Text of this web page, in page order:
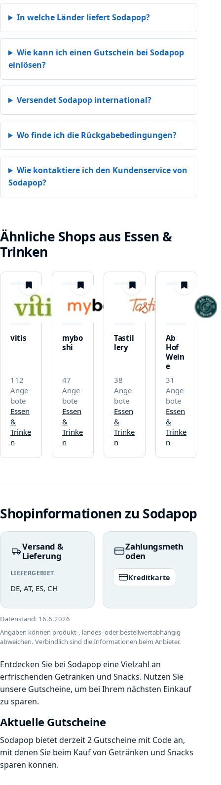
In welche Länder liefert Sodapop?
Wie kann ich einen Gutschein bei Sodapop
einlösen?
Versendet Sodapop international?
Wo finde ich die Rückgabebedingungen?
Wie kontaktiere ich den Kundenservice von
Sodapop?
Ähnliche Shops aus Essen &
Trinken
merken
vitis
112
Ange
bote
Essen
&
Trinke
n
merken
mybo
shi
47
Ange
bote
Essen
&
Trinke
n
merken
Tastil
lery
38
Ange
bote
Essen
&
Trinke
n
merken
Ab
Hof
Wein
e
31
Ange
bote
Essen
&
Trinke
n
Shopinformationen zu Sodapop
Versand &
Lieferung
LIEFERGEBIET
DE, AT, ES, CH
Zahlungsmeth
oden
Kreditkarte
Datenstand: 16.6.2026
Angaben können produkt-, landes- oder bestellwertabhängig
abweichen. Verbindlich sind die Informationen beim Anbieter.
Entdecken Sie bei Sodapop eine Vielzahl an
erfrischenden Getränken und Snacks. Nutzen Sie
unsere Gutscheine, um bei Ihrem nächsten Einkauf
zu sparen.
Aktuelle Gutscheine
Sodapop bietet derzeit 2 Gutscheine mit Code an,
mit denen Sie beim Kauf von Getränken und Snacks
sparen können.